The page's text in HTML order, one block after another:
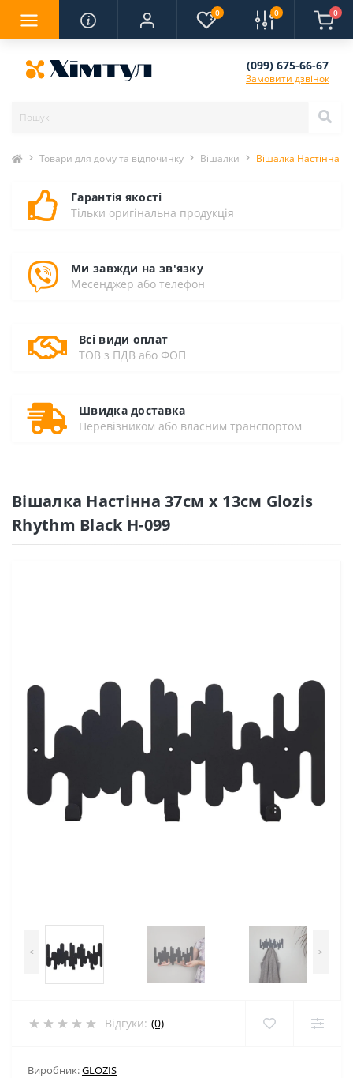
0 0 0
(099) 675-66-67
Замовити дзвінок
Товари для дому та відпочинку Вішалки Вішалка Настінна
Гарантія якості
Тільки оригінальна продукція
Ми завжди на зв'язку
Месенджер або телефон
Всі види оплат
ТОВ з ПДВ або ФОП
Швидка доставка
Перевізником або власним транспортом
Вішалка Настінна 37см х 13см Glozis
Rhythm Black H-099
< >
Відгуки: (0)
Виробник:GLOZIS